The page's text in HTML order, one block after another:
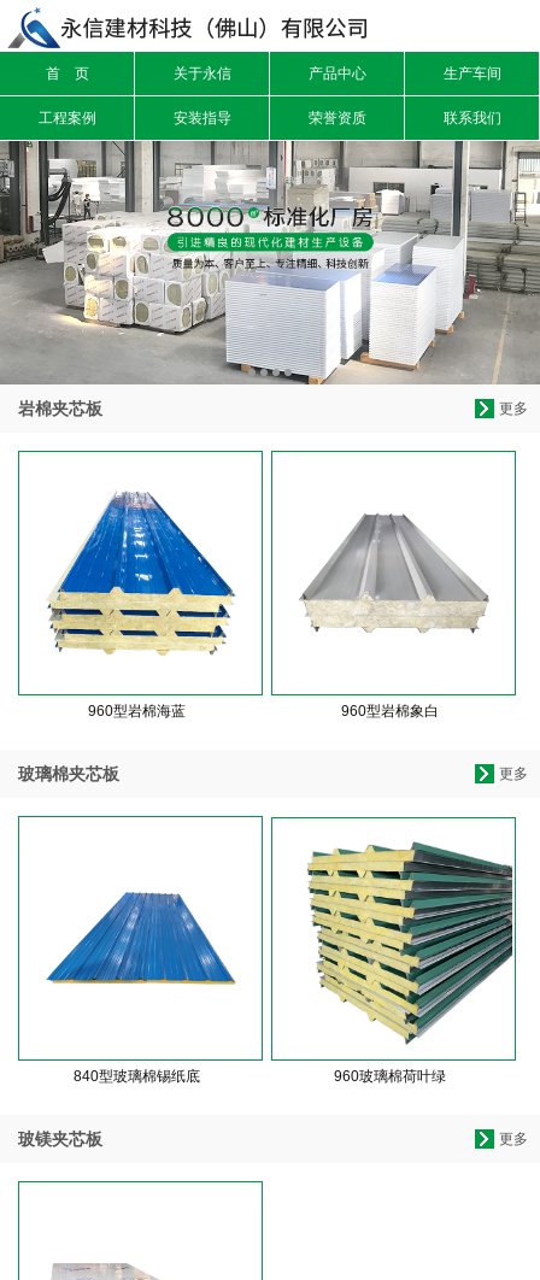
首 页 关于永信 产品中心 生产车间
工程案例 安装指导 荣誉资质 联系我们
更多
岩棉夹芯板
960型岩棉海蓝 960型岩棉象白
更多
玻璃棉夹芯板
840型玻璃棉锡纸底 960玻璃棉荷叶绿
更多
玻镁夹芯板
信息搜索
搜索